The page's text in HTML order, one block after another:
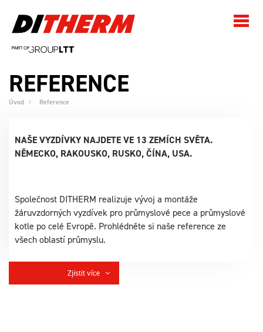
REFERENCE
Úvod Reference
NAŠE VYZDÍVKY NAJDETE VE 13 ZEMÍCH SVĚTA.
NĚMECKO, RAKOUSKO, RUSKO, ČÍNA, USA.
Společnost DITHERM realizuje vývoj a montáže
žáruvzdorných vyzdívek pro průmyslové pece a průmyslové
kotle po celé Evropě. Prohlédněte si naše reference ze
všech oblastí průmyslu.
Zjistit více